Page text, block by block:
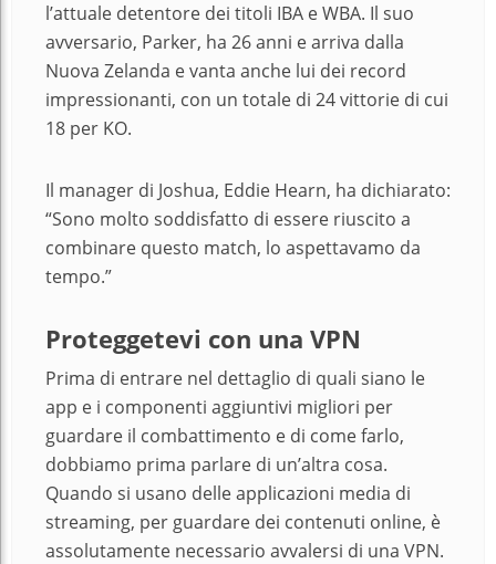
l’attuale detentore dei titoli IBA e WBA. Il suo
avversario, Parker, ha 26 anni e arriva dalla
Nuova Zelanda e vanta anche lui dei record
impressionanti, con un totale di 24 vittorie di cui
18 per KO.
Il manager di Joshua, Eddie Hearn, ha dichiarato:
“Sono molto soddisfatto di essere riuscito a
combinare questo match, lo aspettavamo da
tempo.”
Proteggetevi con una VPN
Prima di entrare nel dettaglio di quali siano le
app e i componenti aggiuntivi migliori per
guardare il combattimento e di come farlo,
dobbiamo prima parlare di un’altra cosa.
Quando si usano delle applicazioni media di
streaming, per guardare dei contenuti online, è
assolutamente necessario avvalersi di una VPN.